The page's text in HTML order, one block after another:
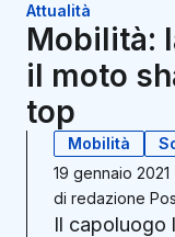
Attualità
Mobilità:
il moto
top
Mobilità
19 gennaio 2021
di redazione
Il capoluogo